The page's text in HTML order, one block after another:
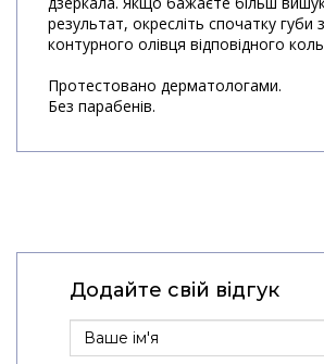
результат, окресліть спочатку
контурного олівця відповідного
Протестовано дерматологами.
Без парабенів.
Додайте свій відгук